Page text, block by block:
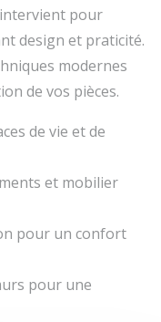
pour
design et praticité.
modernes
de vos pièces.
de vie et de
et mobilier
pour un confort
pour une